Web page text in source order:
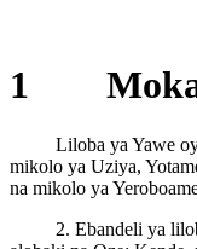
1
Liloba ya Yawe
mikolo ya Uziya,
na mikolo ya
2. Ebandeli ya